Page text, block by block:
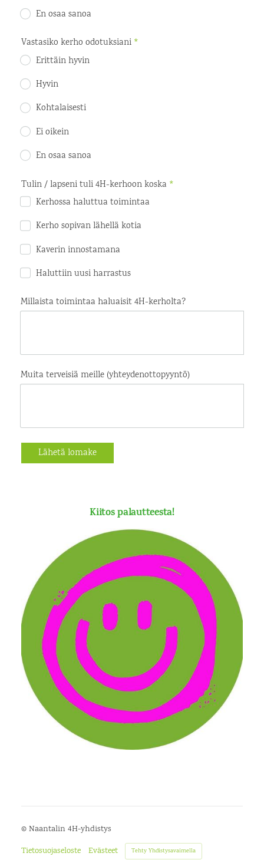
En osaa sanoa
Vastasiko kerho odotuksiani*
Erittäin hyvin
Hyvin
Kohtalaisesti
Ei oikein
En osaa sanoa
Tulin / lapseni tuli 4H-kerhoon koska *
Kerhossa haluttua toimintaa
Kerho sopivan lähellä kotia
Kaverin innostamana
Haluttiin uusi harrastus
Millaista toimintaa haluaisit 4H-kerholta?
Muita terveisiä meille (yhteydenottopyyntö)
Lähetä lomake
Kiitos palautteesta!
© Naantalin 4H-yhdistys
Tietosuojaseloste
Evästeet Tehty Yhdistysavaimella